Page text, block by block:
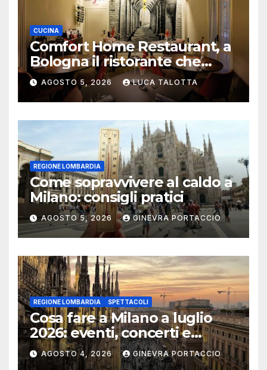
CUCINA
Comfort Home Restaurant, a
Bologna il ristorante che
trasforma l’ospitalità in
un’esperienza di casa
AGOSTO 5, 2026 LUCA TALOTTA
REGIONE LOMBARDIA
Come sopravvivere al caldo a
Milano: consigli pratici
AGOSTO 5, 2026 GINEVRA PORTACCIO
REGIONE LOMBARDIA SPETTACOLI
Cosa fare a Milano a luglio
2026: eventi, concerti e
mostre
AGOSTO 4, 2026 GINEVRA PORTACCIO